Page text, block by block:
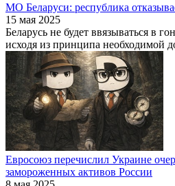
МО Беларуси: республика
15 мая 2025
Беларусь не будет ввязываться в
исходя из принципа необходимой
Евросоюз перечислил Украине
замороженных активов России